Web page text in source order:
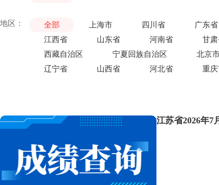
地区： 全部 上海市 四川省
广东省
江西省
山东省 河南省
甘
西藏自治区
宁夏回族自治区
北京
辽宁省
山西省 河北省 重
江苏省2026年7